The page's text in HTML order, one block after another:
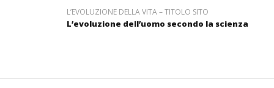
L’EVOLUZIONE DELLA VITA – TITOLO SITO
L’evoluzione dell’uomo secondo la scienza